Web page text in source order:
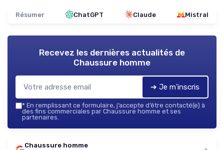
Résumer ChatGPT Claude Mistral
Recevez les dernières actualités de
Chaussure homme
➔ Je m'inscris
* En remplissant ce formulaire, j’accepte d’être contacté(e) à
des fins commerciales par Chaussure homme et ses
partenaires.
Chaussure homme